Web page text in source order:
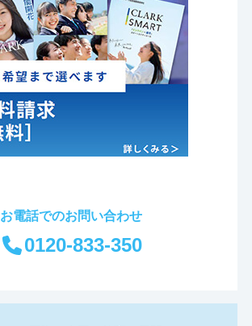
お電話でのお問い合わせ
0120-833-350